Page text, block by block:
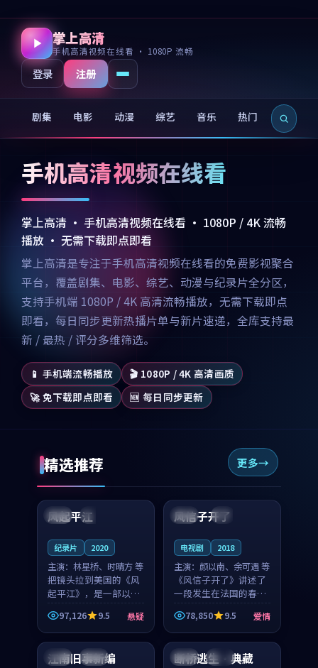
掌上高清
手机高清视频在线看 · 1080P 流畅
登录 注册
剧集 电影 动漫 综艺 音乐 热门 新片
手机高清视频在线看
掌上高清 · 手机高清视频在线看 · 1080P / 4K 流畅
播放 · 无需下载即点即看
掌上高清是专注于手机高清视频在线看的免费影视聚合
平台，覆盖剧集、电影、综艺、动漫与纪录片全分区，
支持手机端 1080P / 4K 高清流畅播放，无需下载即点
即看，每日同步更新热播片单与新片速递，全库支持最
新 / 最热 / 评分多维筛选。
📱 手机端流畅播放
🎬 1080P / 4K 高清画质
🚀 免下载即点即看
🆕 每日同步更新
精选推荐 更多
美国 完结
99:07
风起平江
纪录片 2020
主演： 林星桥、时晴方 等
把镜头拉到美国的《风
起平江》，是一部以时
光记忆为底色的悬疑作
品。林星桥和时晴方贡
献了2020年颇受关注的
合作演出，影片在情感
层次与现实质感之间
97,126 9.5 悬疑
法国 4K
99:21
风信子开了
电视剧 2018
主演： 颜以南、余可遇 等
《风信子开了》讲述了
一段发生在法国的春日
漫步故事。颜以南饰演
的主角与余可遇的角色
因一场意外卷入更深的
纠葛，爱情元素贯穿始
终，节奏稳健而富有张
78,850 9.5 爱情
日本 院线
江南旧事新编 韩国 杜比
断桥逃生·典藏